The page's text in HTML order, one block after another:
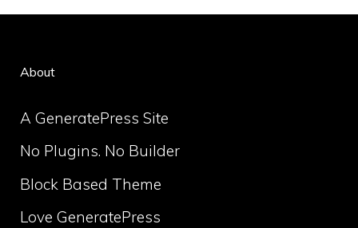
About
A GeneratePress Site
No Plugins. No Builder
Block Based Theme
Love GeneratePress